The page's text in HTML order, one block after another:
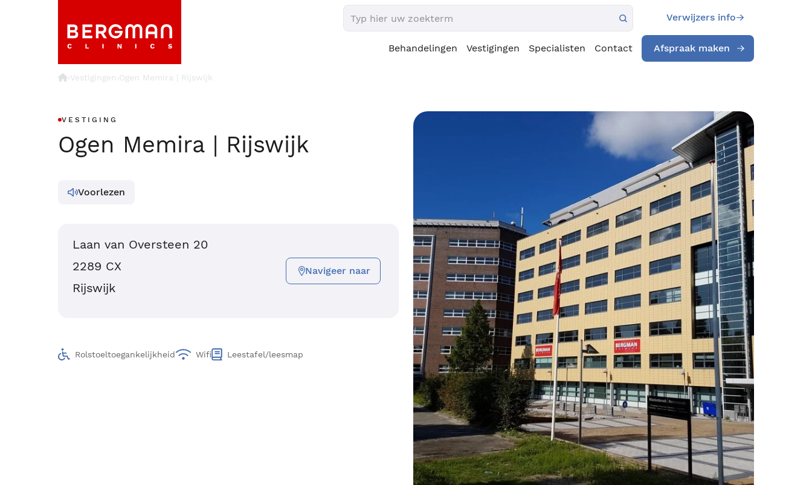
Verwijzers info
Behandelingen Vestigingen Specialisten Contact Afspraak maken
›Vestigingen›Ogen Memira | Rijswijk
VESTIGING
Ogen Memira | Rijswijk
Voorlezen
Laan van Oversteen 20
2289 CX
Rijswijk
Navigeer naar
Rolstoeltoegankelijkheid Wifi Leestafel/leesmap